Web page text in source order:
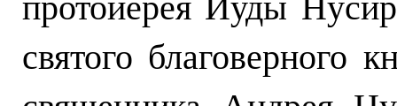
святого благоверного